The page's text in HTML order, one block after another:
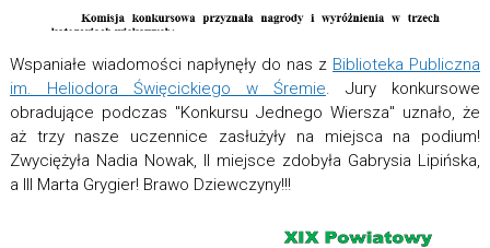
Wspaniałe wiadomości napłynęły do nas z Biblioteka Publiczna
im. Heliodora Święcickiego w Śremie. Jury konkursowe
obradujące podczas "Konkursu Jednego Wiersza" uznało, że
aż trzy nasze uczennice zasłużyły na miejsca na podium!
Zwyciężyła Nadia Nowak, II miejsce zdobyła Gabrysia Lipińska,
a III Marta Grygier! Brawo Dziewczyny!!!